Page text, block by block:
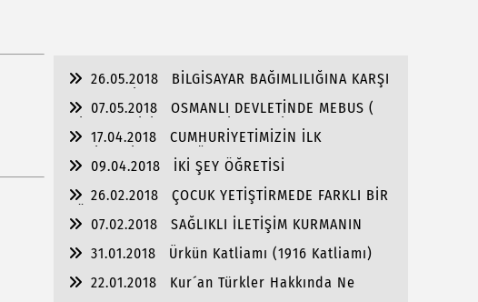
26.05.2018
BİLGİSAYAR BAĞIMLILIĞINA KARŞI
07.05.2018
OSMANLI DEVLETİNDE MEBUS (
MİLLETVEKİLİ ) OLMA KRİTERLERİ
17.04.2018
CUMHURİYETİMİZİN İLK
ŞEHİTLERİNDEN BOĞAZLIYAN KAYMAKAMI KEMAL
BEY09.04.2018
İKİ ŞEY ÖĞRETİSİ
26.02.2018
ÇOCUK YETİŞTİRMEDE FARKLI BİR
07.02.2018
SAĞLIKLI İLETİŞİM KURMANIN
ALTIN KURALLARI
31.01.2018
Ürkün Katliamı (1916 Katliamı)
22.01.2018
Kur´an Türkler Hakkında Ne